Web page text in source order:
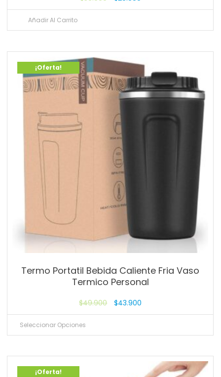
de 5
Añadir Al Carrito
¡Oferta!
Termo Portatil Bebida Caliente Fria Vaso
Termico Personal
$49.900 $43.900
Seleccionar Opciones
¡Oferta!